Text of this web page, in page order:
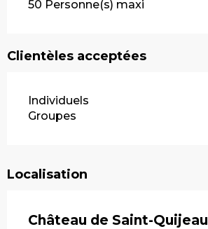
50 Personne(s) maxi
Clientèles acceptées
Individuels
Groupes
Localisation
Château de Saint-Quijeau